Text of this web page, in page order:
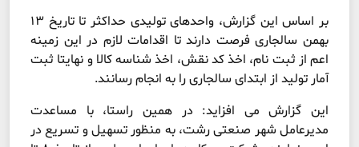
بر اساس این گزارش، واحدهای تولیدی حداکثر تا تاریخ ۱۳
بهمن سالجاری فرصت دارند تا اقدامات لازم در این زمینه
اعم از ثبت نام، اخذ کد نقش، اخذ شناسه کالا و نهایتا ثبت
آمار تولید از ابتدای سالجاری را به انجام رسانند.
این گزارش می افزاید: در همین راستا، با مساعدت
مدیرعامل شهر صنعتی رشت، به منظور تسهیل و تسریع در